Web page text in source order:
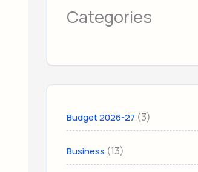
Categories
Budget 2026-27 (3)
Business (13)